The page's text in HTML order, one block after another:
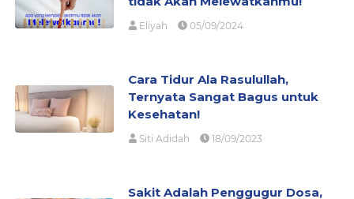
Eliyah 05/09/2024
Cara Tidur Ala Rasulullah,
Ternyata Sangat Bagus untuk
Kesehatan!
Siti Adidah 18/09/2023
Sakit Adalah Penggugur Dosa,